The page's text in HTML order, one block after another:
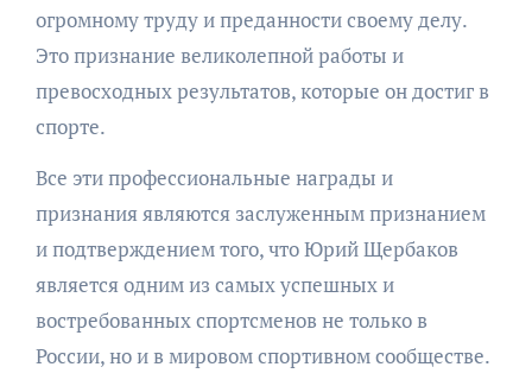
огромному труду и преданности своему делу.
Это признание великолепной работы и
превосходных результатов, которые он достиг в
спорте.
Все эти профессиональные награды и
признания являются заслуженным признанием
и подтверждением того, что Юрий Щербаков
является одним из самых успешных и
востребованных спортсменов не только в
России, но и в мировом спортивном сообществе.